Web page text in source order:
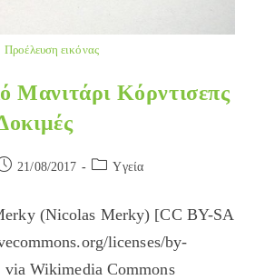
Προέλευση εικόνας
Μανιτάρι Κόρντισεπς
21/08/2017
PostYγεία
(Nicolas Merky) [CC BY-SA
licenses/by-
via Wikimedia Commons